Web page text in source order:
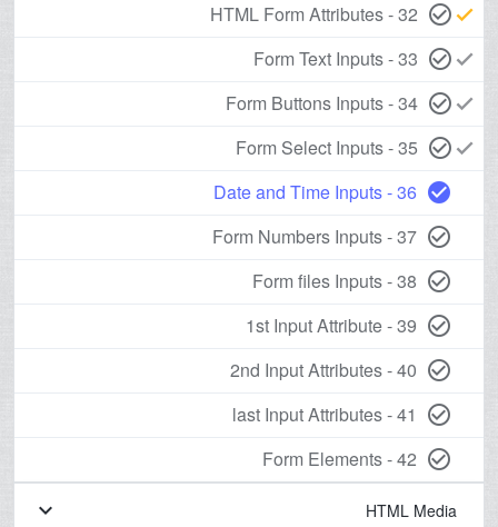
check
check_circle_outline
32 - HTML Form Attributes
check
check_circle_outline
33 - Form Text Inputs
check
check_circle_outline
34 - Form Buttons Inputs
check
check_circle_outline
35 - Form Select Inputs
check_circle
36 - Date and Time Inputs
check_circle_outline
37 - Form Numbers Inputs
check_circle_outline
38 - Form files Inputs
check_circle_outline
39 - 1st Input Attribute
check_circle_outline
40 - 2nd Input Attributes
check_circle_outline
41 - last Input Attributes
check_circle_outline
42 - Form Elements
HTML Media
keyboard_arrow_down